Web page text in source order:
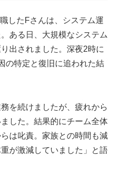
したFさんは、システム運
ある日、大規模なシステム
出されました。深夜2時に
の特定と復旧に追われた結
を続けましたが、疲れから
した。結果的にチーム全体
は叱責。家族との時間も減
が激減していました」と語